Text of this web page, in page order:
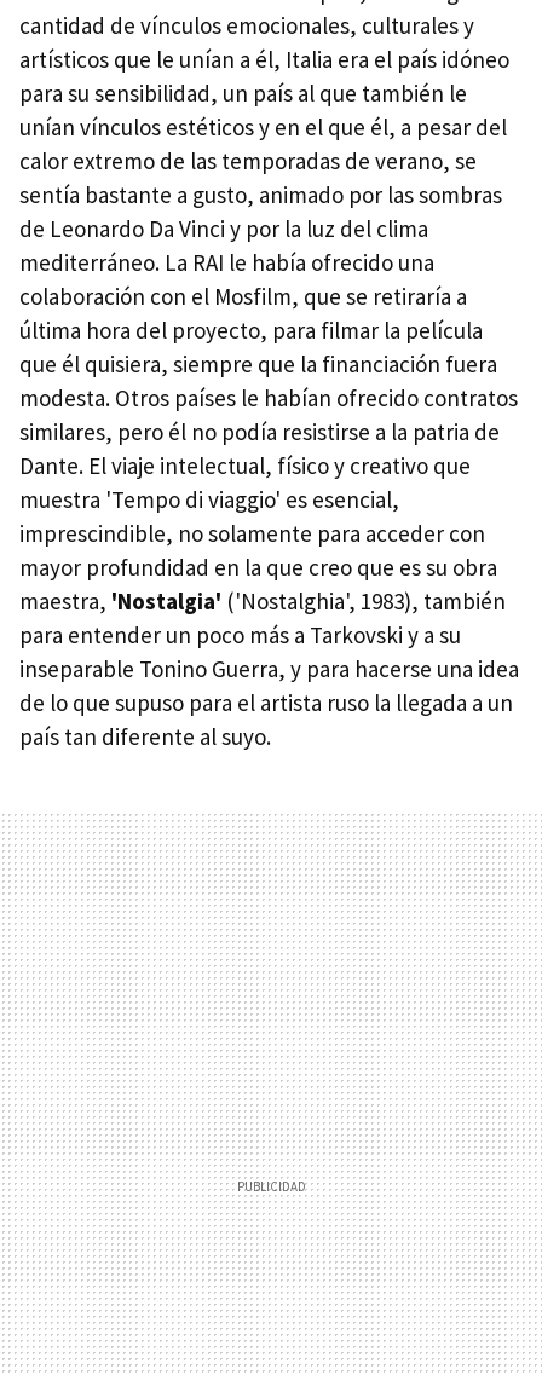
cantidad de vínculos emocionales, culturales y
artísticos que le unían a él, Italia era el país idóneo
para su sensibilidad, un país al que también le
unían vínculos estéticos y en el que él, a pesar del
calor extremo de las temporadas de verano, se
sentía bastante a gusto, animado por las sombras
de Leonardo Da Vinci y por la luz del clima
mediterráneo. La RAI le había ofrecido una
colaboración con el Mosfilm, que se retiraría a
última hora del proyecto, para filmar la película
que él quisiera, siempre que la financiación fuera
modesta. Otros países le habían ofrecido contratos
similares, pero él no podía resistirse a la patria de
Dante. El viaje intelectual, físico y creativo que
muestra 'Tempo di viaggio' es esencial,
imprescindible, no solamente para acceder con
mayor profundidad en la que creo que es su obra
maestra, 'Nostalgia' ('Nostalghia', 1983), también
para entender un poco más a Tarkovski y a su
inseparable Tonino Guerra, y para hacerse una idea
de lo que supuso para el artista ruso la llegada a un
país tan diferente al suyo.